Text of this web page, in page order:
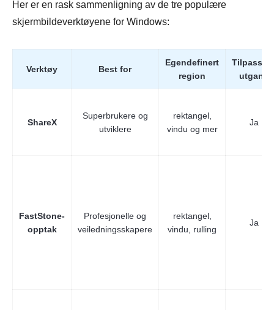
Trinn 1.
Steg 2.
Her er en rask sammenligning av de tre populære
skjermbildeverktøyene for Windows:
Verktøy Best for
Egendefinert
region
utgang
ShareX
Superbrukere og
utviklere
rektangel,
vindu og mer
Ja
FastStone-
opptak
Profesjonelle og
veiledningsskapere
rektangel,
vindu, rulling
Ja